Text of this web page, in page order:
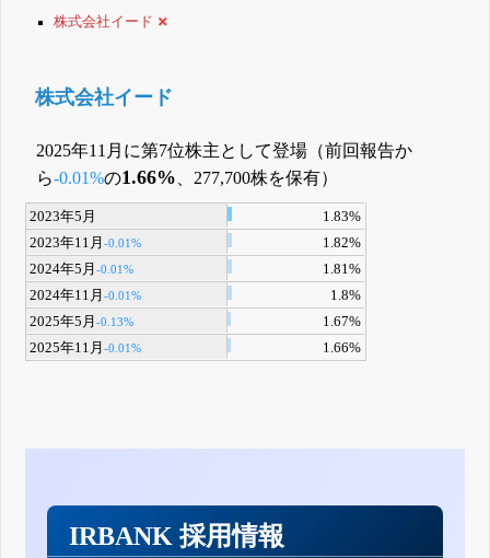
に詳しく分かる 無料でβ版をはじめる
株式会社イード
株式会社イード
2025年11月に第7位株主として登場（前回報告か
ら-0.01%の1.66% 、277,700株を保有）
2023年5月
1.83%
2023年11月-0.01%
1.82%
2024年5月-0.01%
1.81%
2024年11月-0.01%
1.8%
2025年5月-0.13%
1.67%
2025年11月-0.01% 1.66%
IRBANK 採用情報